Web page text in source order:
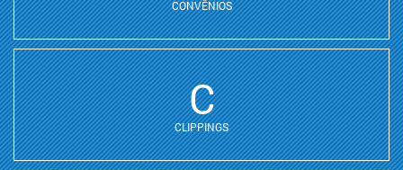
CONVÊNIOS
C
CLIPPINGS